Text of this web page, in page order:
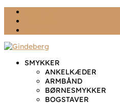
SMYKKER
ANKELKÆDER
ARMBÅND
BØRNESMYKKER
BOGSTAVER